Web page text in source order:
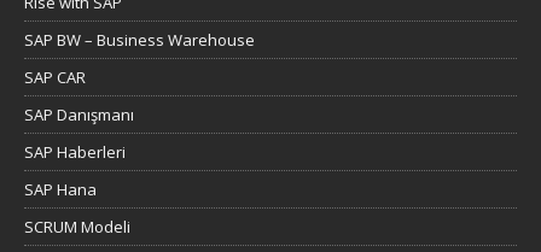
SAP BW – Business Warehouse
SAP CAR
SAP Danışmanı
SAP Haberleri
SAP Hana
SCRUM Modeli